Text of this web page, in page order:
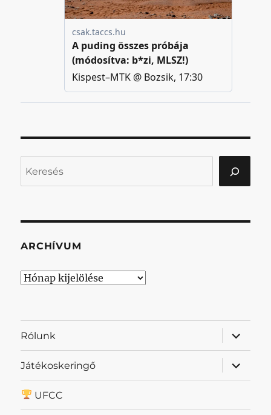
ARCHÍVUM
Archívum
Rólunk
almenü
Játékoskeringő
almenü
UFCC